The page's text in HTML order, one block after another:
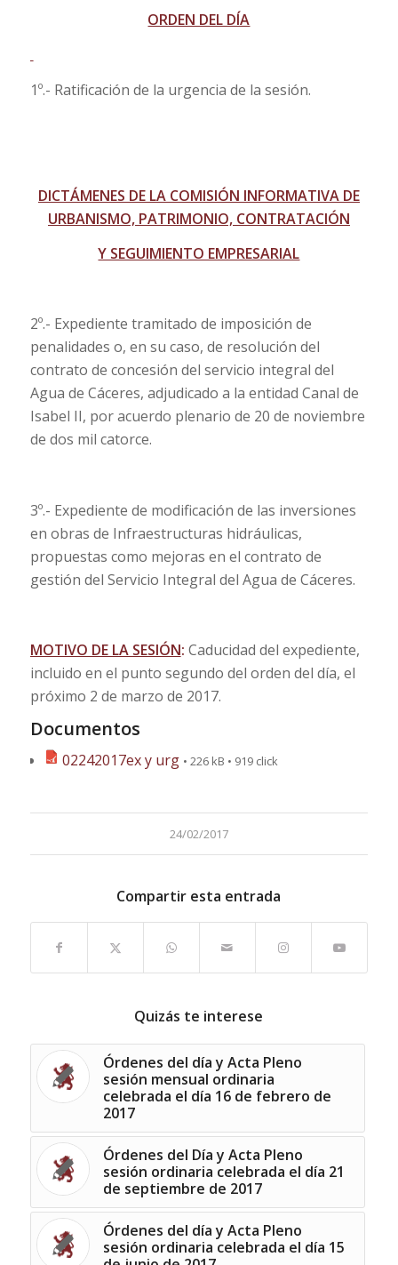
ORDEN DEL DÍA
1º.- Ratificación de la urgencia de la sesión.
DICTÁMENES DE LA COMISIÓN INFORMATIVA DE
URBANISMO, PATRIMONIO, CONTRATACIÓN
Y SEGUIMIENTO EMPRESARIAL
2º.- Expediente tramitado de imposición de
penalidades o, en su caso, de resolución del
contrato de concesión del servicio integral del
Agua de Cáceres, adjudicado a la entidad Canal de
Isabel II, por acuerdo plenario de 20 de noviembre
de dos mil catorce.
3º.- Expediente de modificación de las inversiones
en obras de Infraestructuras hidráulicas,
propuestas como mejoras en el contrato de
gestión del Servicio Integral del Agua de Cáceres.
MOTIVO DE LA SESIÓN: Caducidad del expediente,
incluido en el punto segundo del orden del día, el
próximo 2 de marzo de 2017.
Documentos
02242017ex y urg • 226 kB • 919 click
24/02/2017
Compartir esta entrada
Quizás te interese
Órdenes del día y Acta Pleno
sesión mensual ordinaria
celebrada el día 16 de febrero de
2017
Órdenes del Día y Acta Pleno
sesión ordinaria celebrada el día 21
de septiembre de 2017
Órdenes del día y Acta Pleno
sesión ordinaria celebrada el día 15